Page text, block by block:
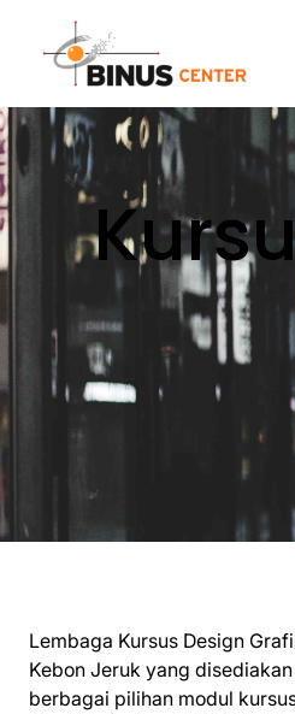
Lembaga Kursus Design
Kebon Jeruk yang
berbagai pilihan modul